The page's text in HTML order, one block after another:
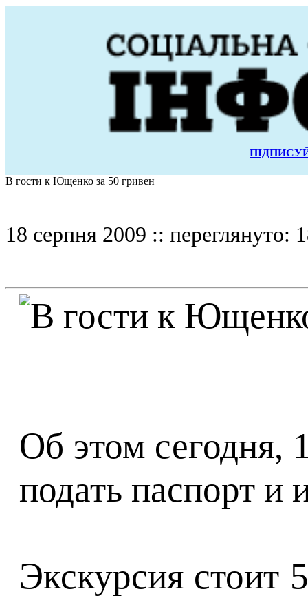
В гости к Ющенко за 50 гривен
18 серпня 2009 :: переглянуто:
Об этом сегодня,
подать паспорт
Экскурсия стоит